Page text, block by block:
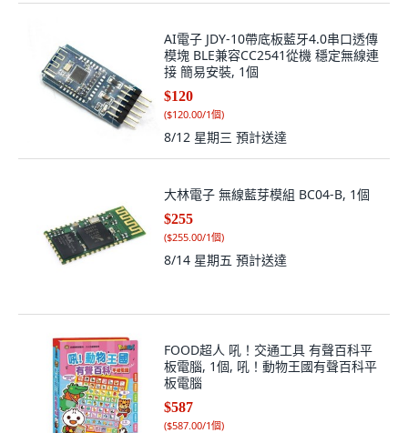
AI電子 JDY-10帶底板藍牙4.0串口透傳
模塊 BLE兼容CC2541從機 穩定無線連
接 簡易安裝, 1個
$120
($120.00/1個)
8/12 星期三 預計送達
大林電子 無線藍芽模組 BC04-B, 1個
$255
($255.00/1個)
8/14 星期五 預計送達
FOOD超人 吼！交通工具 有聲百科平
板電腦, 1個, 吼！動物王國有聲百科平
板電腦
$587
($587.00/1個)